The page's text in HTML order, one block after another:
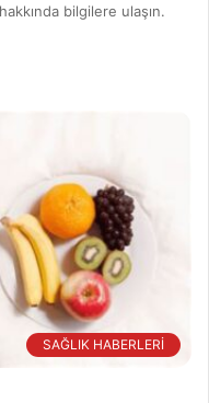
bilgilere ulaşın.
SAĞLIK HABERLERİ